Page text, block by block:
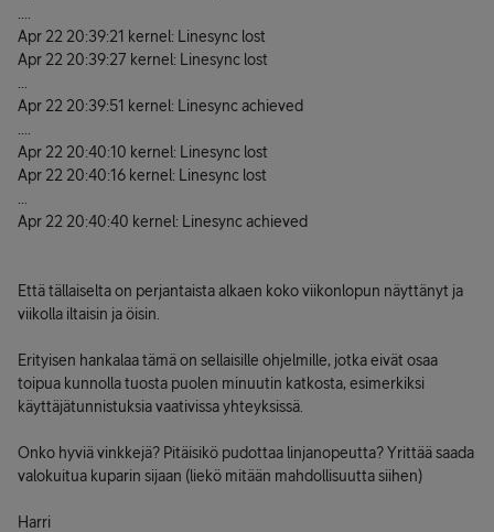
Apr 22 20:39:21 kernel: Linesync lost
Apr 22 20:39:27 kernel: Linesync lost
Apr 22 20:39:51 kernel: Linesync achieved
Apr 22 20:40:10 kernel: Linesync lost
Apr 22 20:40:16 kernel: Linesync lost
Apr 22 20:40:40 kernel: Linesync achieved
Että tällaiselta on perjantaista alkaen koko viikonlopun näyttänyt ja
viikolla iltaisin ja öisin.
Erityisen hankalaa tämä on sellaisille ohjelmille, jotka eivät osaa
toipua kunnolla tuosta puolen minuutin katkosta, esimerkiksi
käyttäjätunnistuksia vaativissa yhteyksissä.
Onko hyviä vinkkejä? Pitäisikö pudottaa linjanopeutta? Yrittää saada
valokuitua kuparin sijaan (liekö mitään mahdollisuutta siihen)
Harri